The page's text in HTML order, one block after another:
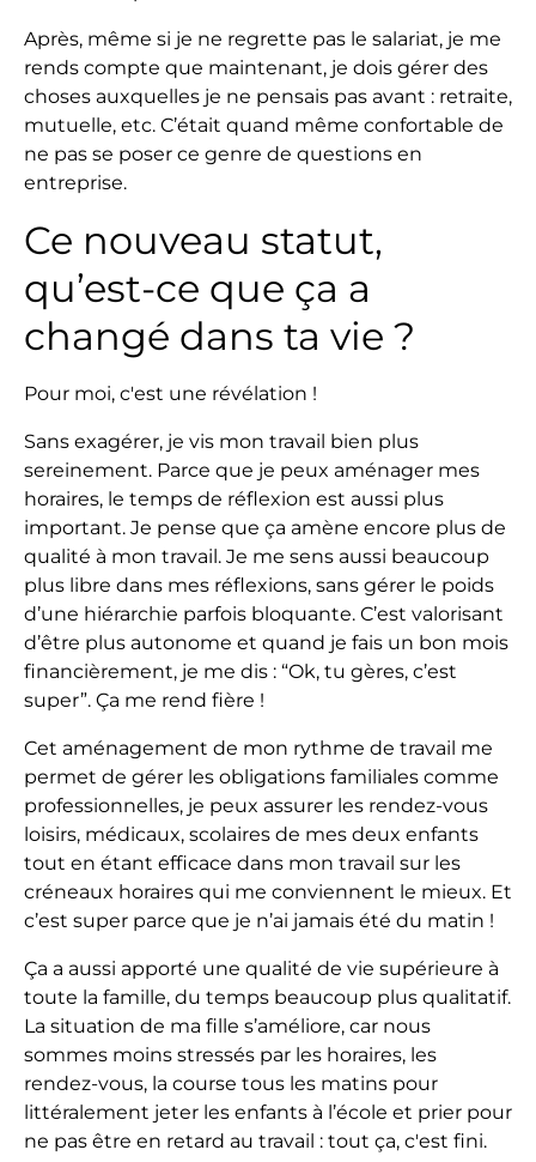
Après, même si je ne regrette pas le salariat, je me
rends compte que maintenant, je dois gérer des
choses auxquelles je ne pensais pas avant : retraite,
mutuelle, etc. C’était quand même confortable de
ne pas se poser ce genre de questions en
entreprise.
Ce nouveau statut,
qu’est-ce que ça a
changé dans ta vie ?
Pour moi, c'est une révélation !
Sans exagérer, je vis mon travail bien plus
sereinement. Parce que je peux aménager mes
horaires, le temps de réflexion est aussi plus
important. Je pense que ça amène encore plus de
qualité à mon travail. Je me sens aussi beaucoup
plus libre dans mes réflexions, sans gérer le poids
d’une hiérarchie parfois bloquante. C’est valorisant
d’être plus autonome et quand je fais un bon mois
financièrement, je me dis : “Ok, tu gères, c’est
super”. Ça me rend fière !
Cet aménagement de mon rythme de travail me
permet de gérer les obligations familiales comme
professionnelles, je peux assurer les rendez-vous
loisirs, médicaux, scolaires de mes deux enfants
tout en étant efficace dans mon travail sur les
créneaux horaires qui me conviennent le mieux. Et
c’est super parce que je n’ai jamais été du matin !
Ça a aussi apporté une qualité de vie supérieure à
toute la famille, du temps beaucoup plus qualitatif.
La situation de ma fille s’améliore, car nous
sommes moins stressés par les horaires, les
rendez-vous, la course tous les matins pour
littéralement jeter les enfants à l’école et prier pour
ne pas être en retard au travail : tout ça, c'est fini.